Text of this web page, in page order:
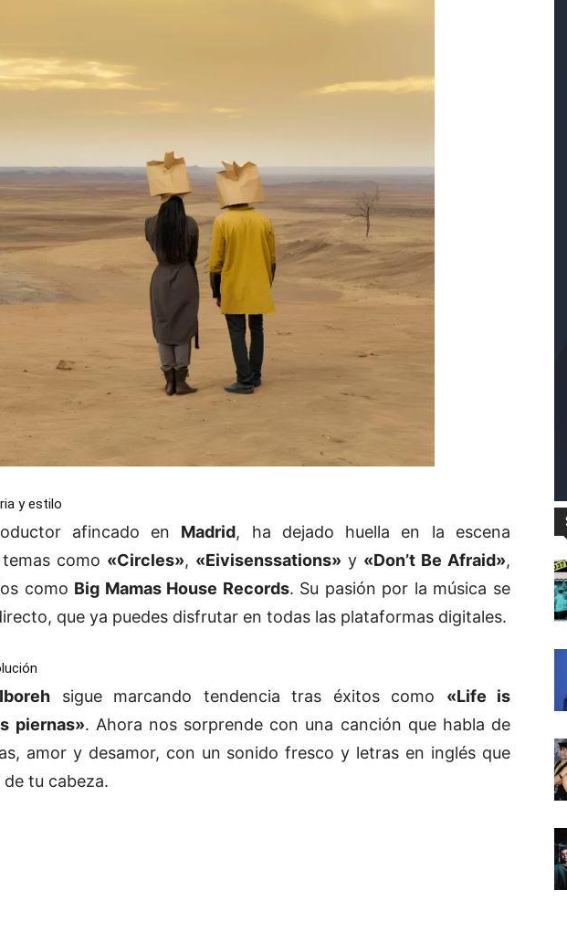
y estilo
afincado en Madrid, ha dejado huella en la escena
como «Circles», «Eivisenssations» y «Don’t Be Afraid»,
como Big Mamas House Records. Su pasión por la música se
que ya puedes disfrutar en todas las plataformas digitales.
Iboreh sigue marcando tendencia tras éxitos como «Life is
piernas». Ahora nos sorprende con una canción que habla de
amor y desamor, con un sonido fresco y letras en inglés que
tu cabeza.